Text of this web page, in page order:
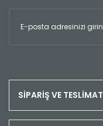
SİPARİŞ VE TESLİMAT